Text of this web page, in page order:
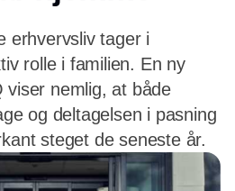
erhvervsliv tager i
rolle i familien. En ny
viser nemlig, at både
og deltagelsen i pasning
steget de seneste år.